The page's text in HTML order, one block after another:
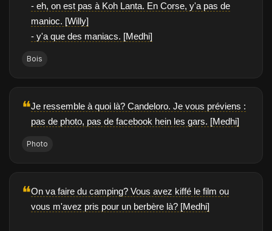
- eh, on est pas à Koh Lanta. En Corse, y'a pas de
manioc. [Willy]
- y'a que des maniacs. [Medhi]
Bois
❝Je ressemble à quoi là? Candeloro. Je vous préviens :
pas de photo, pas de facebook hein les gars. [Medhi]
Photo
❝On va faire du camping? Vous avez kiffé le film ou
vous m'avez pris pour un berbère là? [Medhi]